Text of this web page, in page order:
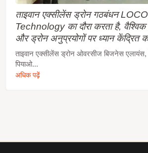
ताइवान एक्सीलेंस ड्रोन गठबंधन
Technology का दौरा करता है, वैश्विक
और ड्रोन अनुप्रयोगों पर ध्यान केंद्रित
ताइवान एक्सीलेंस ड्रोन ओवरसीज बिजनेस
पियाओ...
अधिक पढ़ें